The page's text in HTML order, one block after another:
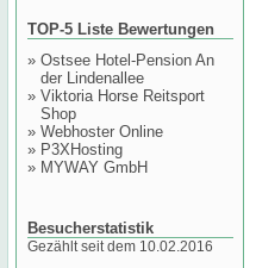
TOP-5 Liste Bewertungen
» Ostsee Hotel-Pension An
der Lindenallee
» Viktoria Horse Reitsport
Shop
» Webhoster Online
» P3XHosting
» MYWAY GmbH
Besucherstatistik
Gezählt seit dem 10.02.2016